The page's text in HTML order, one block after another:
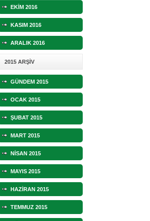
EKİM 2016
KASIM 2016
ARALIK 2016
2015 ARŞİV
GÜNDEM 2015
OCAK 2015
ŞUBAT 2015
MART 2015
NİSAN 2015
MAYIS 2015
HAZİRAN 2015
TEMMUZ 2015